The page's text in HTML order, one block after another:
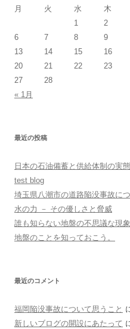
月
火 水 木
« 1月
1 2
6
7 8 9
13
14 15 16
20
21 22 23
27
28
最近の投稿
日本の石油備蓄と供給体制の実態
test blog
埼玉県八潮市の道路陥没事故に
水の力 － その優しさと脅威
誰も知らない地盤の不思議な
地盤のことを知っておこう。
最近のコメント
福岡陥没事故について思うこと
新しいブログの開設にあたって